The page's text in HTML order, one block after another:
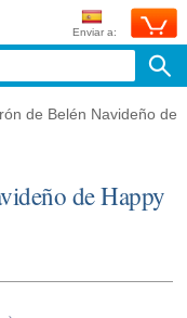
Enviar a:
de Belén Navideño de
de Happy